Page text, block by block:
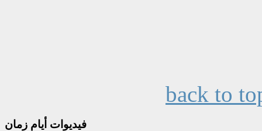
back to
فيديوات أيام زمان